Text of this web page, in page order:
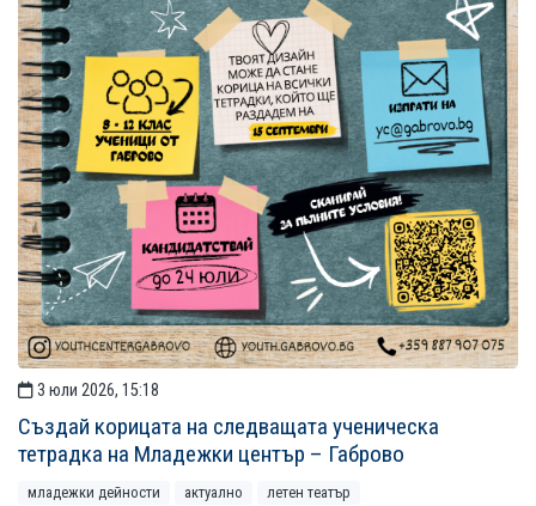
3 юли 2026, 15:18
Създай корицата на следващата ученическа
тетрадка на Младежки център – Габрово
младежки дейности актуално летен театър